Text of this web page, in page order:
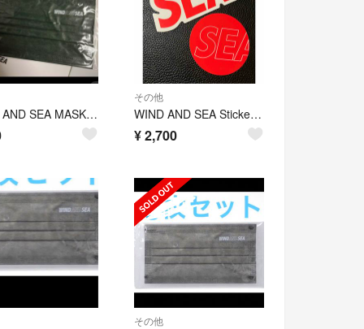
WIND AND SEA MASK ファッションマスク
その他
WIND AND SEA Sticker ウィンダンシーステッカー ■
¥2,700
その他